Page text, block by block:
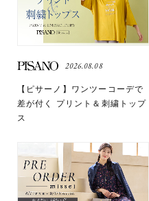
2026.08.08
【ピサーノ】ワンツーコーデで
差が付く プリント＆刺繍トップ
ス